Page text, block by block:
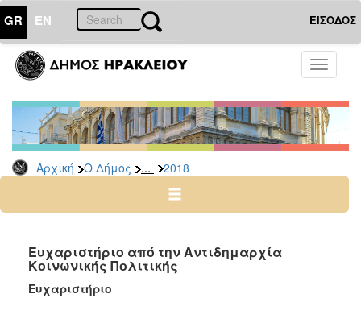
GR EN ΕΙΣΟΔΟΣ
Toggle
Αρχική Ο Δήμος ... 2018
ΔΗΜΟΣ
Δελτία
Τύπου
Αρχείο
2026
2024
2022
2021
Ευχαριστήριο από την Αντιδημαρχία
Κοινωνικής Πολιτικής
Ευχαριστήριο